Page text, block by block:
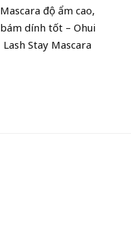
Mascara độ ẩm cao,
bám dính tốt – Ohui
Lash Stay Mascara